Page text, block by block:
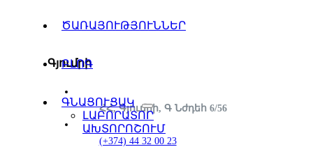
ԾԱՌԱՅՈՒԹՅՈՒՆՆԵՐ
ԲԼՈԳ
ԳՆԱՑՈՒՑԱԿ
ԼԱԲՈՐԱՏՈՐ
ԱԽՏՈՐՈՇՈՒՄ
Գյումրի
ՀՀ, Գյումրի, Գ Նժդեհ 6/56
(+374) 44 32 00 23